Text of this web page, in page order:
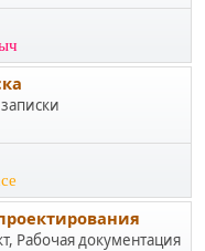
Рабочая документация